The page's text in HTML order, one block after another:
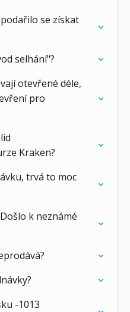
se získat
selhání"?
otevřené déle,
pro
Kraken?
trvá to moc
k neznámé
-1013